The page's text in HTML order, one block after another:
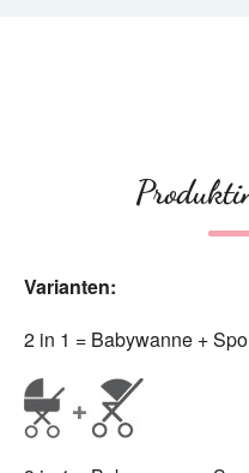
Varianten:
2 in 1 = Babywanne +